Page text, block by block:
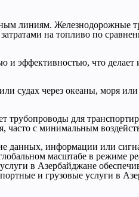
линиям. Железнодорожные
на топливо по
эффективностью, что
судах через океаны, моря
для
часто с минимальным
информации или
масштабе в режиме
в Азербайджане
и грузовые услуги в